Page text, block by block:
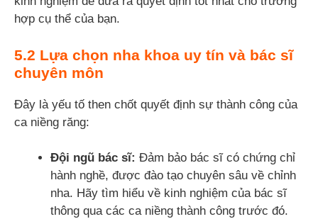
hợp cụ thể của bạn.
5.2 Lựa chọn nha khoa uy tín và bác sĩ
chuyên môn
Đây là yếu tố then chốt quyết định sự thành công của
ca niềng răng:
Đội ngũ bác sĩ: Đảm bảo bác sĩ có chứng chỉ
hành nghề, được đào tạo chuyên sâu về chỉnh
nha. Hãy tìm hiểu về kinh nghiệm của bác sĩ
thông qua các ca niềng thành công trước đó.